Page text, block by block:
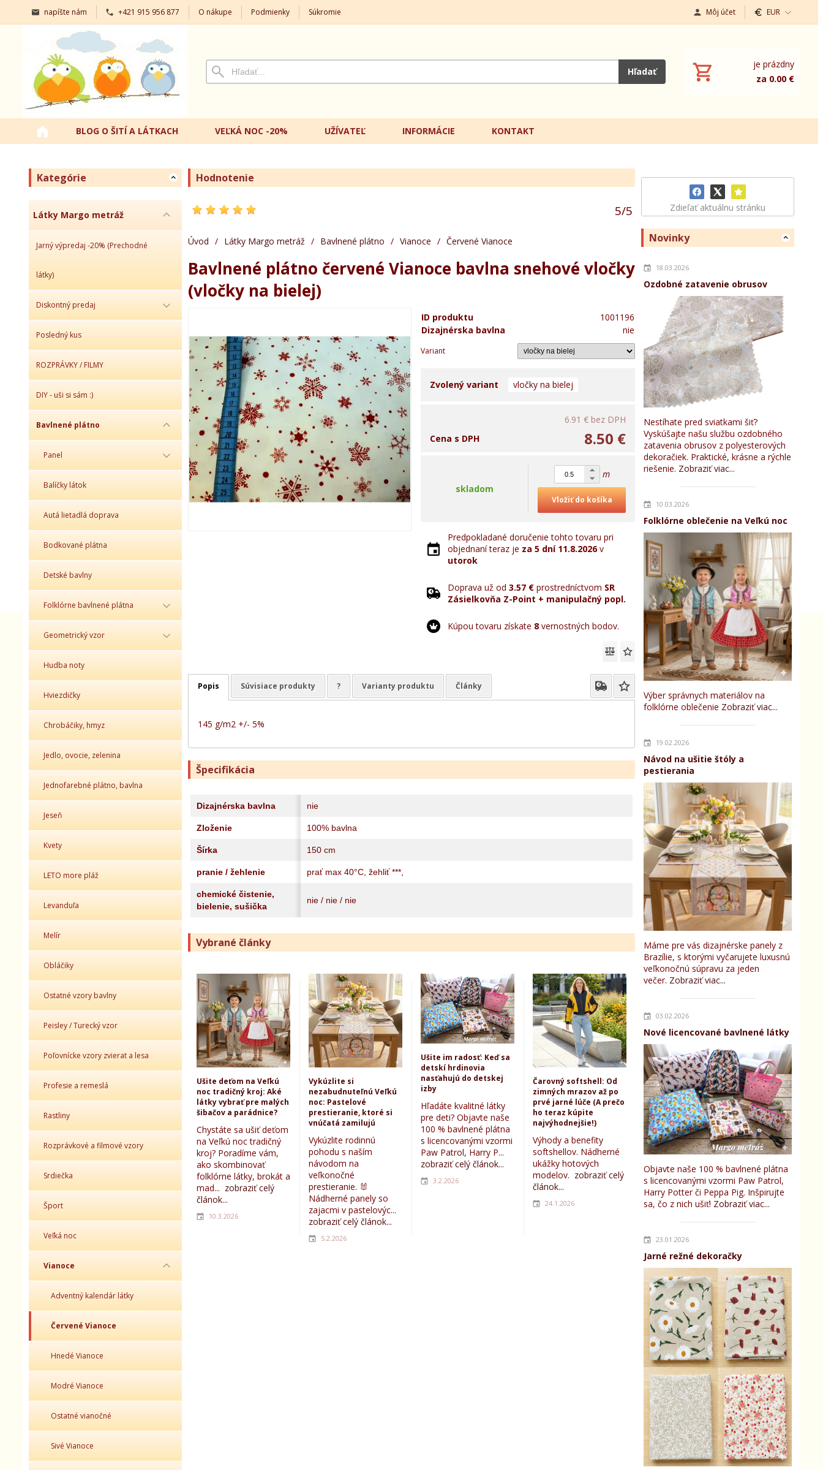
napíšte nám +421 915 956 877 O nákupe Podmienky Súkromie Môj účet EUR
Hľadať
je prázdny
za 0.00 €
BLOG O ŠITÍ A LÁTKACH VEĽKÁ NOC -20% UŽÍVATEĽ INFORMÁCIE KONTAKT
Kategórie
Látky Margo metráž
Jarný výpredaj -20% (Prechodné
látky)
Diskontný predaj
Posledný kus
ROZPRÁVKY / FILMY
DIY - uši si sám :)
Bavlnené plátno
Panel
Balíčky látok
Autá lietadlá doprava
Bodkované plátna
Detské bavlny
Folklórne bavlnené plátna
Geometrický vzor
Hudba noty
Hviezdičky
Chrobáčiky, hmyz
Jedlo, ovocie, zelenina
Jednofarebné plátno, bavlna
Jeseň
Kvety
LETO more pláž
Levanduľa
Melír
Obláčiky
Ostatné vzory bavlny
Peisley / Turecký vzor
Poľovnícke vzory zvierat a lesa
Profesie a remeslá
Rastliny
Rozprávkové a filmové vzory
Srdiečka
Šport
Veľká noc
Vianoce
Adventný kalendár látky
Červené Vianoce
Hnedé Vianoce
Modré Vianoce
Ostatné vianočné
Sivé Vianoce
Zdieľať aktuálnu stránku
Novinky
18.03.2026
Ozdobné zatavenie obrusov
Nestíhate pred sviatkami šiť?
Vyskúšajte našu službu ozdobného
zatavenia obrusov z polyesterových
dekoračiek. Praktické, krásne a rýchle
riešenie. Zobraziť viac...
10.03.2026
Folklórne oblečenie na Veľkú noc
Výber správnych materiálov na
folklórne oblečenie Zobraziť viac...
19.02.2026
Návod na ušitie štóly a
pestierania
Máme pre vás dizajnérske panely z
Brazílie, s ktorými vyčarujete luxusnú
veľkonočnú súpravu za jeden
večer. Zobraziť viac...
03.02.2026
Nové licencované bavlnené látky
Objavte naše 100 % bavlnené plátna
s licencovanými vzormi Paw Patrol,
Harry Potter či Peppa Pig. Inšpirujte
sa, čo z nich ušiť! Zobraziť viac...
23.01.2026
Jarné režné dekoračky
Hodnotenie
5/5
Úvod / Látky Margo metráž / Bavlnené plátno / Vianoce / Červené Vianoce
Bavlnené plátno červené Vianoce bavlna snehové vločky
(vločky na bielej)
ID produktu
1001196
Dizajnérska bavlna
nie
Variant
Zvolený variant vločky na bielej
6.91 € bez DPH
8.50 €
Cena s DPH
skladom
m
Vložiť do košíka
Predpokladané doručenie tohto tovaru pri
objednaní teraz je za 5 dní 11.8.2026v
utorok
Doprava už od 3.57 € prostredníctvom SR
Zásielkovňa Z-Point + manipulačný popl.
Kúpou tovaru získate 8 vernostných bodov.
Popis Súvisiace produkty ? Varianty produktu Články
145 g/m2 +/- 5%
Špecifikácia
Dizajnérska bavlna nie
Zloženie 100% bavlna
Šírka 150 cm
pranie / žehlenie prať max 40°C, žehliť ***,
chemické čistenie,
bielenie, sušička
nie / nie / nie
Vybrané články
Ušite deťom na Veľkú
noc tradičný kroj: Aké
látky vybrať pre malých
šibačov a parádnice?
Chystáte sa ušiť deťom
na Veľkú noc tradičný
kroj? Poradíme vám,
ako skombinovať
folklórne látky, brokát a
mad... zobraziť celý
článok...
10.3.2026
Vykúzlite si
nezabudnuteľnú Veľkú
noc: Pastelové
prestieranie, ktoré si
vnúčatá zamilujú
Vykúzlite rodinnú
pohodu s naším
návodom na
veľkonočné
prestieranie. 🐰
Nádherné panely so
zajacmi v pastelovýc...
zobraziť celý článok...
5.2.2026
Ušite im radosť: Keď sa
detskí hrdinovia
nasťahujú do detskej
izby
Hľadáte kvalitné látky
pre deti? Objavte naše
100 % bavlnené plátna
s licencovanými vzormi
Paw Patrol, Harry P...
zobraziť celý článok...
3.2.2026
Čarovný softshell: Od
zimných mrazov až po
prvé jarné lúče (A prečo
ho teraz kúpite
najvýhodnejšie!)
Výhody a benefity
softshellov. Nádherné
ukážky hotových
modelov. zobraziť celý
článok...
24.1.2026